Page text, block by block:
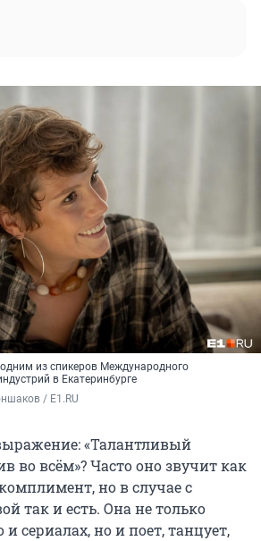
из спикеров Международного
в Екатеринбурге
/ E1.RU
«Талантливый
во всём»? Часто оно звучит как
но в случае с
так и есть. Она не только
сериалах, но и поет, танцует,